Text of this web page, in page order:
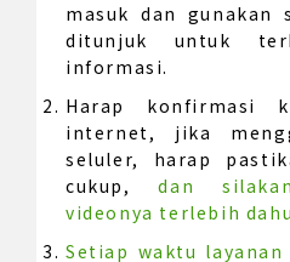
masuk dan gunakan
ditunjuk untuk
informasi.
Harap konfirmasi
internet, jika
seluler, harap
cukup,dan
videonya terlebih
Setiap waktu